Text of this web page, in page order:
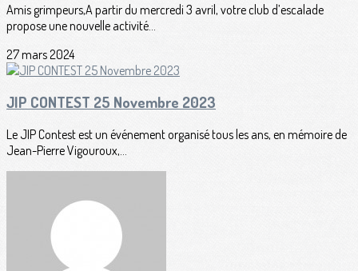
Amis grimpeurs,A partir du mercredi 3 avril, votre club d’escalade
propose une nouvelle activité...
27 mars 2024
JIP CONTEST 25 Novembre 2023
Le JIP Contest est un événement organisé tous les ans, en mémoire de
Jean-Pierre Vigouroux,...